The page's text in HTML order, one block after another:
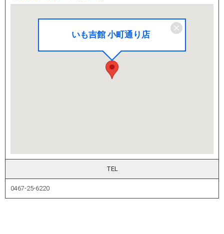
いも吉館 小町通り店
TEL
0467-25-6220